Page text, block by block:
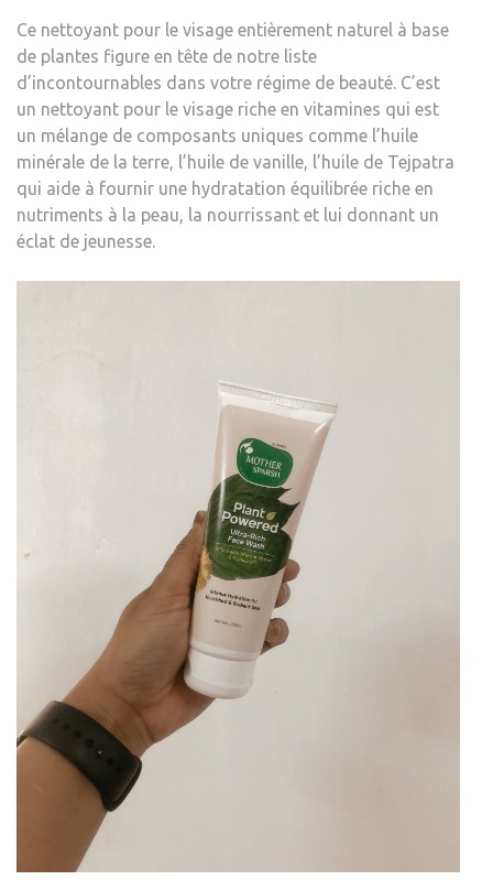
Ce nettoyant pour le visage entièrement naturel à base
de plantes figure en tête de notre liste
d’incontournables dans votre régime de beauté. C’est
un nettoyant pour le visage riche en vitamines qui est
un mélange de composants uniques comme l’huile
minérale de la terre, l’huile de vanille, l’huile de Tejpatra
qui aide à fournir une hydratation équilibrée riche en
nutriments à la peau, la nourrissant et lui donnant un
éclat de jeunesse.